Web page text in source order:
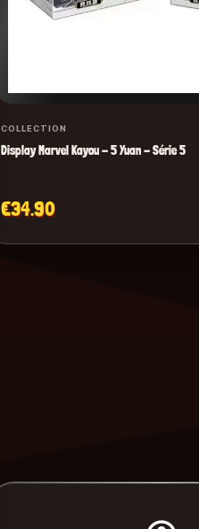
COLLECTION
Display Marvel Kayou - 5 Yuan - Série 5
€34.90